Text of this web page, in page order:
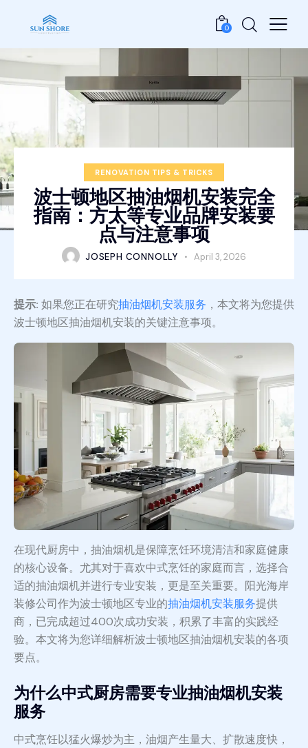
0
RENOVATION TIPS & TRICKS
波士顿地区抽油烟机安装完全
指南：方太等专业品牌安装要
点与注意事项
JOSEPH CONNOLLY April 3, 2026
提示: 如果您正在研究抽油烟机安装服务 ，本文将为您提供
波士顿地区抽油烟机安装的关键注意事项。
在现代厨房中，抽油烟机是保障烹饪环境清洁和家庭健康
的核心设备。尤其对于喜欢中式烹饪的家庭而言，选择合
适的抽油烟机并进行专业安装，更是至关重要。阳光海岸
装修公司作为波士顿地区专业的抽油烟机安装服务提供
商，已完成超过400次成功安装，积累了丰富的实践经
验。本文将为您详细解析波士顿地区抽油烟机安装的各项
要点。
为什么中式厨房需要专业抽油烟机安装
服务
中式烹饪以猛火爆炒为主，油烟产生量大、扩散速度快，